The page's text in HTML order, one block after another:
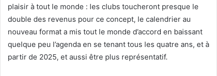
plaisir à tout le monde : les clubs toucheront presque le
double des revenus pour ce concept, le calendrier au
nouveau format a mis tout le monde d’accord en baissant
quelque peu l’agenda en se tenant tous les quatre ans, et à
partir de 2025, et aussi être plus représentatif.